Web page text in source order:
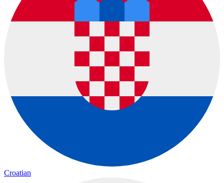
Croatian